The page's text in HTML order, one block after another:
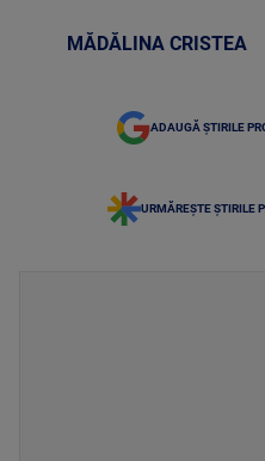
MĂDĂLINA CRISTEA
ADAUGĂ ȘTIRILE
URMĂREȘTE ȘTIRILE